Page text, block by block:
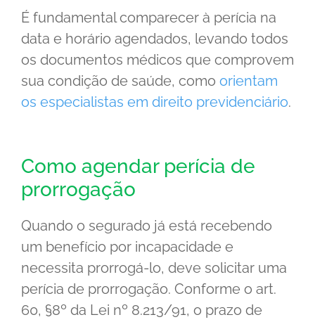
É fundamental comparecer à perícia na
data e horário agendados, levando todos
os documentos médicos que comprovem
sua condição de saúde, como orientam
os especialistas em direito previdenciário.
Como agendar perícia de
prorrogação
Quando o segurado já está recebendo
um benefício por incapacidade e
necessita prorrogá-lo, deve solicitar uma
perícia de prorrogação. Conforme o art.
60, §8º da Lei nº 8.213/91, o prazo de